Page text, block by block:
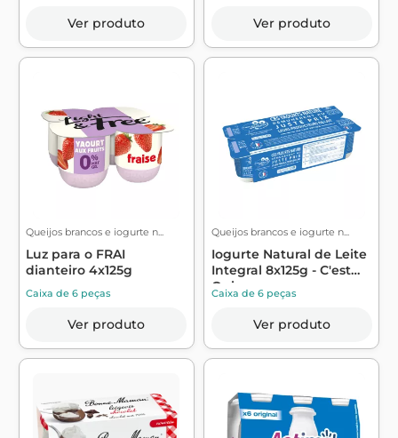
Ver produto Ver produto
Queijos brancos e iogurte n...
Luz para o FRAI
dianteiro 4x125g
Caixa de 6 peças
Ver produto
Queijos brancos e iogurte n...
Iogurte Natural de Leite
Integral 8x125g - C'est
Qui ...
Caixa de 6 peças
Ver produto